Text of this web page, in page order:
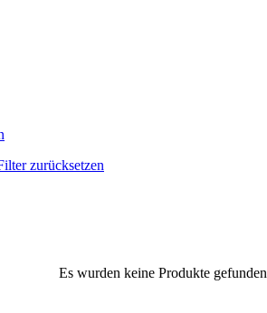
zurücksetzen
Es wurden keine Produkte